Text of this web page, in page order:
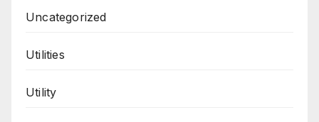
Uncategorized
Utilities
Utility